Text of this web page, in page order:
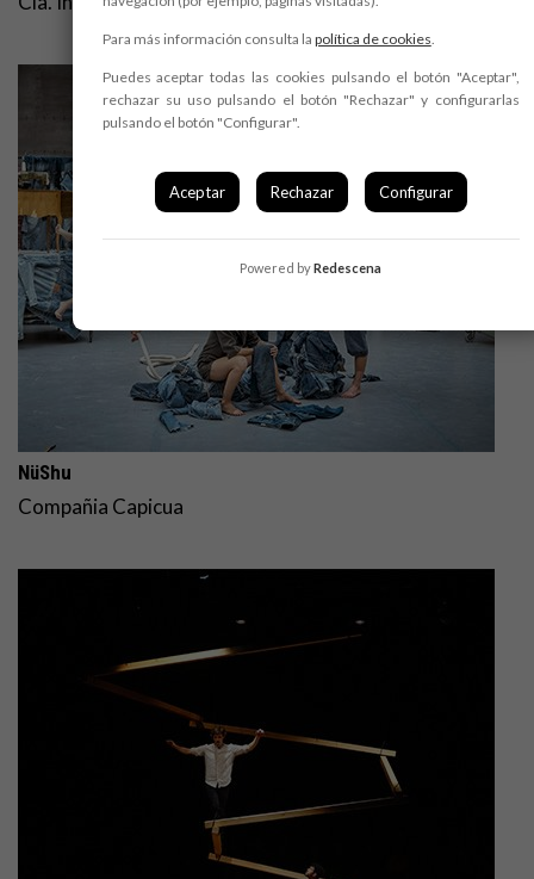
NüShu
Compañia Capicua
Para más información consulta la política de cookies
Puedes aceptar todas las cookies pulsando el botón "Aceptar",
rechazar su uso pulsando el botón "Rechazar" y configurarlas
pulsando el botón "Configurar".
Aceptar Rechazar Configurar
Powered byRedescena